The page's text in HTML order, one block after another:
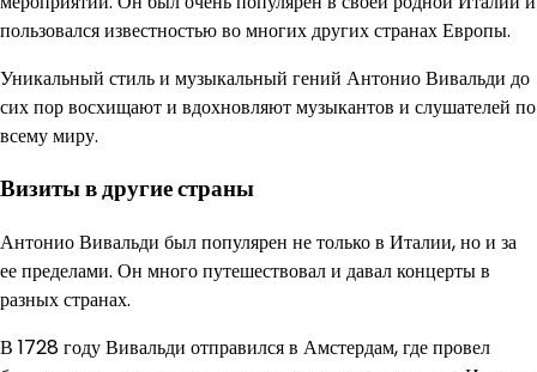
пользовался известностью во многих других странах Европы.
Уникальный стиль и музыкальный гений Антонио Вивальди до
сих пор восхищают и вдохновляют музыкантов и слушателей по
всему миру.
Визиты в другие страны
Антонио Вивальди был популярен не только в Италии, но и за
ее пределами. Он много путешествовал и давал концерты в
разных странах.
В 1728 году Вивальди отправился в Амстердам, где провел